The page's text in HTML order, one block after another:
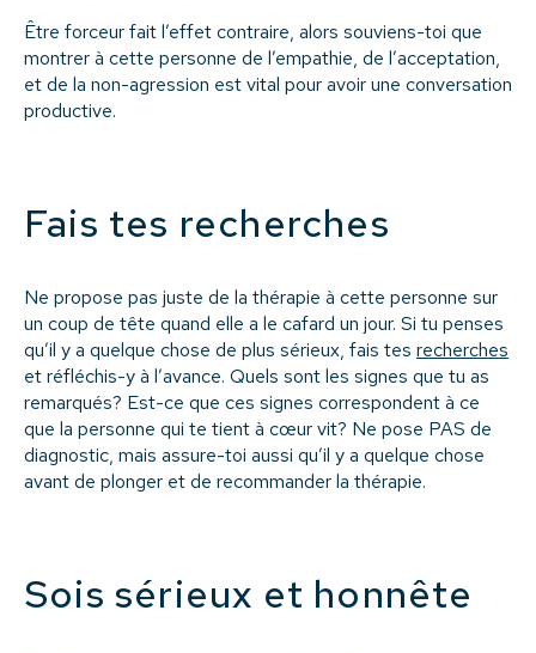
Être forceur fait l’effet contraire, alors souviens-toi que
montrer à cette personne de l’empathie, de l’acceptation,
et de la non-agression est vital pour avoir une conversation
productive.
Fais tes recherches
Ne propose pas juste de la thérapie à cette personne sur
un coup de tête quand elle a le cafard un jour. Si tu penses
qu’il y a quelque chose de plus sérieux, fais tes recherches
et réfléchis-y à l’avance. Quels sont les signes que tu as
remarqués? Est-ce que ces signes correspondent à ce
que la personne qui te tient à cœur vit? Ne pose PAS de
diagnostic, mais assure-toi aussi qu’il y a quelque chose
avant de plonger et de recommander la thérapie.
Sois sérieux et honnête